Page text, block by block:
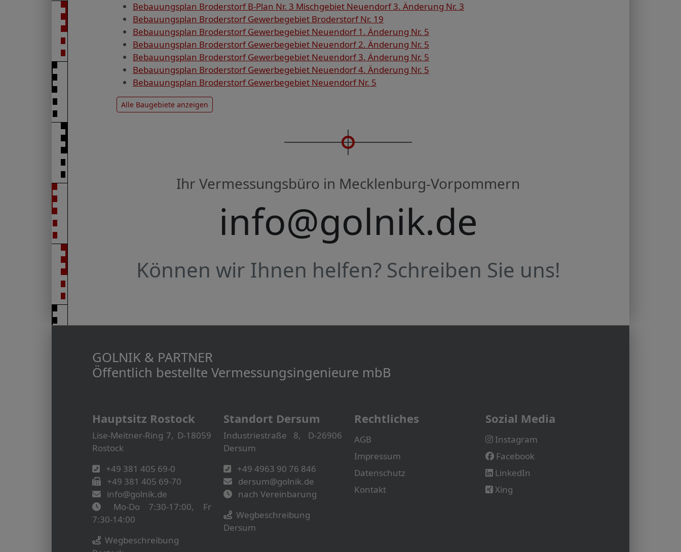
Bebauungsplan Broderstorf B-Plan Nr. 3 Mischgebiet Neuendorf 3. Änderung Nr. 3
Bebauungsplan Broderstorf Gewerbegebiet Broderstorf Nr. 19
Bebauungsplan Broderstorf Gewerbegebiet Neuendorf 1. Änderung Nr. 5
Bebauungsplan Broderstorf Gewerbegebiet Neuendorf 2. Änderung Nr. 5
Bebauungsplan Broderstorf Gewerbegebiet Neuendorf 3. Änderung Nr. 5
Bebauungsplan Broderstorf Gewerbegebiet Neuendorf 4. Änderung Nr. 5
Bebauungsplan Broderstorf Gewerbegebiet Neuendorf Nr. 5
Alle Baugebiete anzeigen
Ihr Vermessungsbüro in Mecklenburg-Vorpommern
info@golnik.de
Können wir Ihnen helfen? Schreiben Sie uns!
GOLNIK & PARTNER
Öffentlich bestellte Vermessungs­­ingenieure mbB
Hauptsitz Rostock
Lise-Meitner-Ring 7, D-18059
Rostock
+49 381 405 69-0
+49 381 405 69-70
info@golnik.de
Mo-Do 7:30-17:00, Fr
7:30-14:00
Wegbeschreibung
Standort Dersum
Industriestraße 8, D-26906
Dersum
+49 4963 90 76 846
dersum@golnik.de
nach Vereinbarung
Wegbeschreibung
Dersum
Rechtliches
AGB
Impressum
Datenschutz
Kontakt
Sozial Media
Instagram
Facebook
LinkedIn
Xing